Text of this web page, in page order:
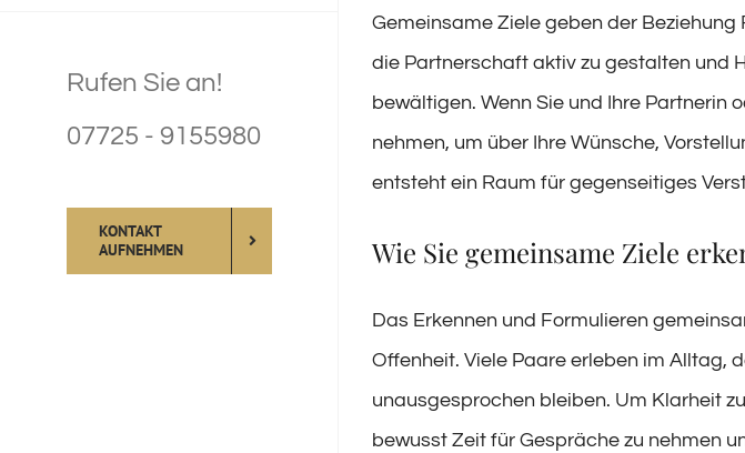
Rufen Sie an!
07725 - 9155980
KONTAKT
AUFNEHMEN
Gemeinsame Ziele geben der
die Partnerschaft aktiv zu gestalten und
bewältigen. Wenn Sie und Ihre Partnerin
nehmen, um über Ihre Wünsche,
entsteht ein Raum für gegenseitiges
Wie Sie gemeinsame Ziele
Das Erkennen und Formulieren
Offenheit. Viele Paare erleben im Alltag,
unausgesprochen bleiben. Um Klarheit
bewusst Zeit für Gespräche zu nehmen